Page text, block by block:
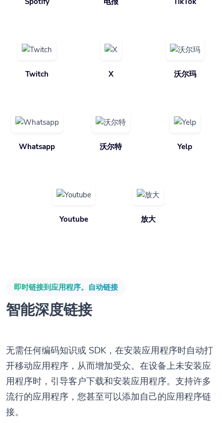
即时链接到应用程序。自动链接
智能深度链接
无需任何编码知识或 SDK，在安装应用程序时自动打
开移动应用程序，从而增加受众。在设备上未安装应
用程序时，引导客户下载和安装应用程序。支持许多
流行的应用程序，您甚至可以添加自己的应用程序链
接。
Twitch X 沃尔玛
Whatsapp 沃尔特 Yelp
Youtube 放大